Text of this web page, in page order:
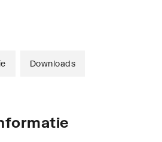
Downloads